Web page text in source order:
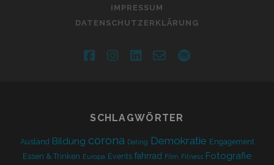
IMPRESSUM
DATENSCHUTZERKLÄRUNG
facebookinstagram
linkedin
email-spotify
SCHLAGWÖRTER
Ausland Bildung corona Dating Demokratie Engagement
Essen & Trinken Europa Events fahrrad Film Fitness Fotografie